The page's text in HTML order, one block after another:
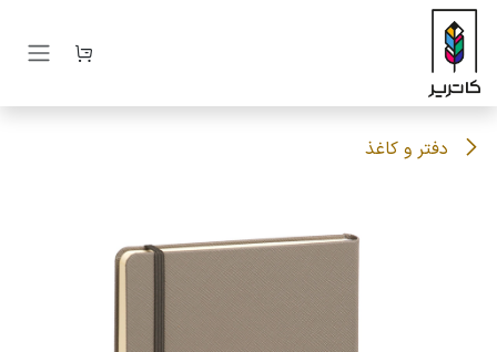
صرف نظر و مشاهده محتوا
دفتر و کاغذ